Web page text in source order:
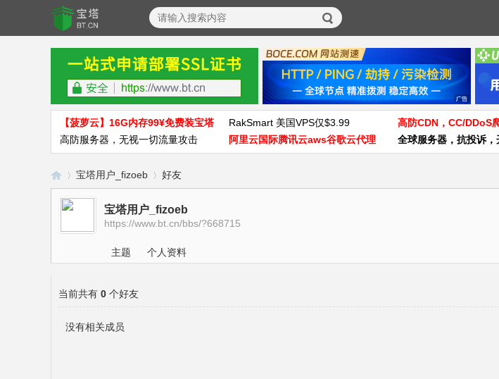
【菠萝云】16G内存99¥免费装宝塔 RakSmart 美国VPS仅$3.99 高防CDN，CC/DDoS
高防服务器，无视一切流量攻击
阿里云国际腾讯云aws谷歌云代理 全球服务器，抗投诉，
宝›
宝塔用户_fizoeb 好友
宝塔用户_fizoeb
https://www.bt.cn/bbs/?668715
主题 个人资料
当前共有 0 个好友
没有相关成员